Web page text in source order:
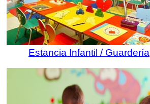
Estancia Infantil / Guardería